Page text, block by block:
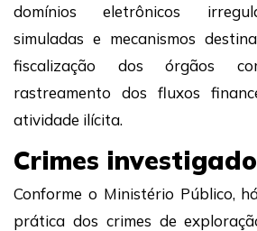
domínios eletrônicos
simuladas e mecanismos
fiscalização dos órgãos
rastreamento dos fluxos
atividade ilícita.
Crimes
Conforme o Ministério Público,
prática dos crimes de